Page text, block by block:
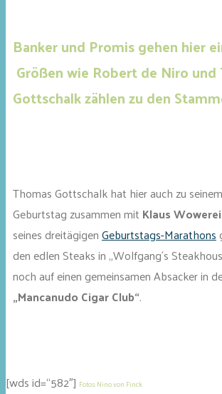
Banker und Promis gehen hier
Größen wie Robert de Niro und
Gottschalk zählen zu den
Thomas Gottschalk hat hier auch zu
Geburtstag zusammen mit Klaus
seines dreitägigenGeburtstags-Marathons
den edlen Steaks in „Wolfgang´s
noch auf einen gemeinsamen Absacker in
„Mancanudo Cigar Club“.
[wds id=“582″] Fotos: Nino von Finck